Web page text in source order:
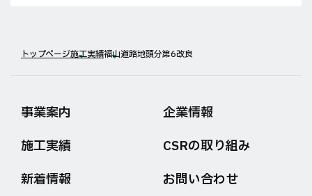
トップページ施工実績福山道路地頭分第6改良
事業案内
企業情報
施工実績
CSRの取り組み
新着情報
お問い合わせ